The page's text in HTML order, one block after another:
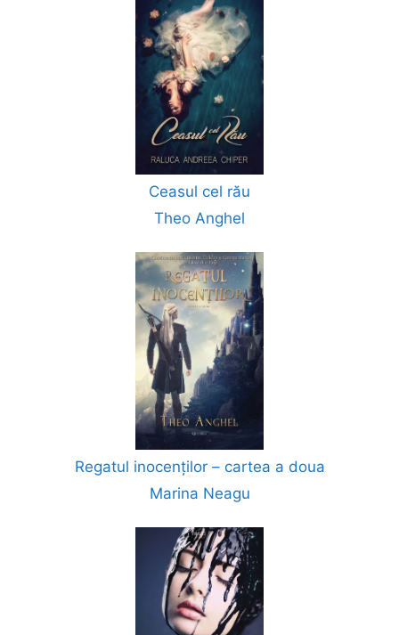
Ceasul cel rău
Theo Anghel
Regatul inocenților – cartea a doua
Marina Neagu